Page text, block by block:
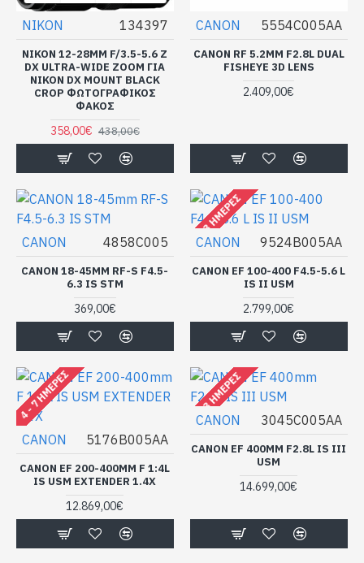
NIKON 134397
NIKON 12-28MM F/3.5-5.6 Z
DX ULTRA-WIDE ZOOM ΓΙΑ
NIKON DX MOUNT BLACK
CROP ΦΩΤΟΓΡΑΦΙΚΟΣ
ΦΑΚΟΣ
358,00€ 438,00€
CANON 5554C005AA
CANON RF 5.2MM F2.8L DUAL
FISHEYE 3D LENS
2.409,00€
CANON 4858C005
CANON 18-45MM RF-S F4.5-
6.3 IS STM
369,00€
2-3 ΗΜΈΡΕΣ
CANON 9524B005AA
CANON EF 100-400 F4.5-5.6 L
IS II USM
2.799,00€
4 - 7 ΗΜΈΡΕΣ
CANON 5176B005AA
CANON EF 200-400MM F 1:4L
IS USM EXTENDER 1.4X
12.869,00€
2-3 ΗΜΈΡΕΣ
CANON 3045C005AA
CANON EF 400MM F2.8L IS III
USM
14.699,00€